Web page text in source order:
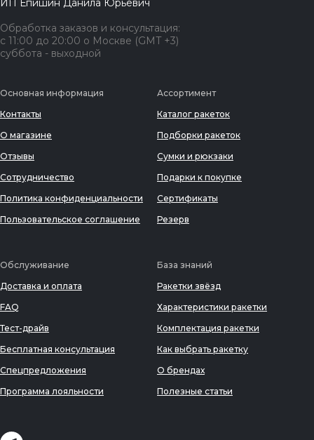
ИП Епишин Данила Юрьевич
Обработка заказов и консультация:
с 11:00 до 20:00 о Москве (GMT +3)
суббота - выходной
Основная информация
Контакты
О магазине
Отзывы
Сотрудничество
Политика конфиденциальности
Пользовательское соглашение
Ассортимент
Каталог ракеток
Подборки ракеток
Сумки и рюкзаки
Подарки к покупке
Сертификаты
Резерв
Обслуживание
Доставка и оплата
FAQ
Тест-драйв
Бесплатная консультация
Спецпредложения
Программа лояльности
База знаний
Ракетки звёзд
Характеристики ракетки
Комплектация ракетки
Как выбрать ракетку
О брендах
Полезные статьи